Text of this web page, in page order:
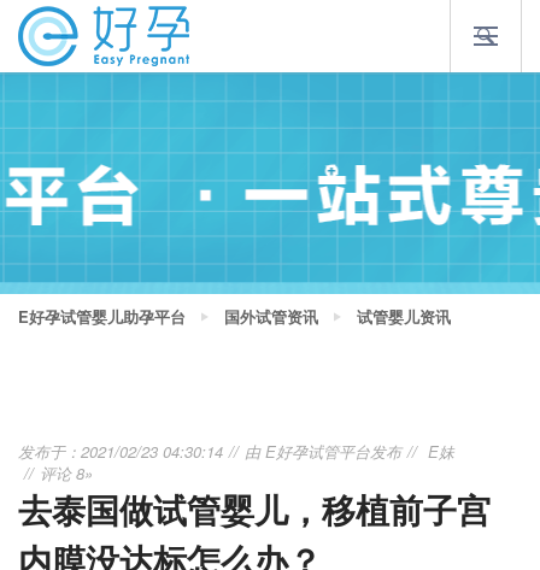
E好孕试管婴儿助孕平台 国外试管资讯 试管婴儿资讯
发布于：2021/02/23 04:30:14 由E好孕试管平台发布
E妹
评论 8»
去泰国做试管婴儿，移植前子宫
内膜没达标怎么办？